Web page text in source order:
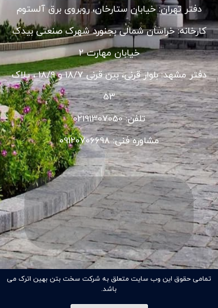
دفتر تهران: خیابان ستارخان، روبروی برق آلستوم
کارخانه: خراسان شمالی بجنورد شهرک صنعتی بیدک
خیابان مهارت 2
دفتر مشهد: بلوار قرنی، بین قرنی 18/7 و 18/9 ، پلاک
53
تلفن: 02191307050
مشاوره فنی: 09120706698
تمامی حقوق این وب سایت متعلق به شرکت سخت بتن بهین اترک می
باشد.